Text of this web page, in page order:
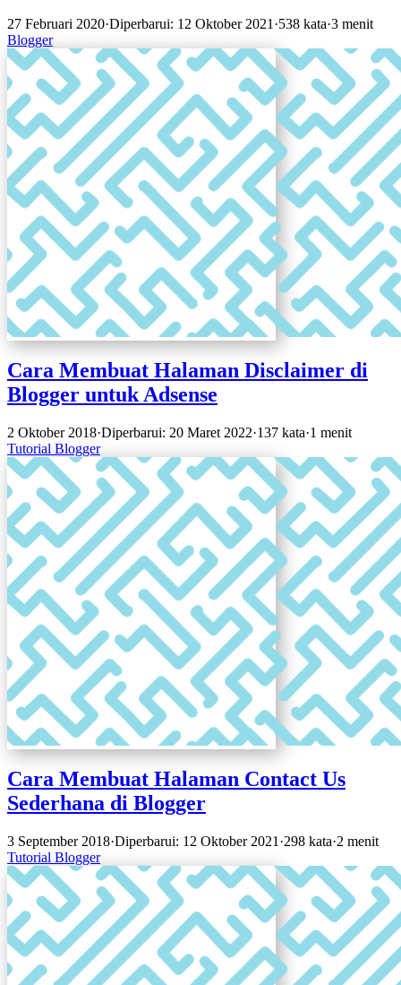
27 Februari 2020·Diperbarui: 12 Oktober 2021 ·538 kata·3 menit
Blogger
Cara Membuat Halaman Disclaimer di
Blogger untuk Adsense
2 Oktober 2018·Diperbarui: 20 Maret 2022·137 kata·1 menit
Tutorial Blogger
Cara Membuat Halaman Contact Us
Sederhana di Blogger
3 September 2018·Diperbarui: 12 Oktober 2021 ·298 kata·2 menit
Tutorial Blogger